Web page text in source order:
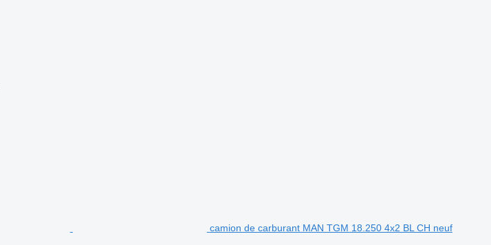
camion de carburant MAN TGM 18.250 4x2 BL CH neuf